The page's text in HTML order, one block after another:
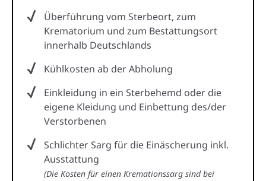
Überführung vom Sterbeort, zum
Krematorium und zum Bestattungsort
innerhalb Deutschlands
Kühlkosten ab der Abholung
Einkleidung in ein Sterbehemd oder die
eigene Kleidung und Einbettung des/der
Verstorbenen
Schlichter Sarg für die Einäscherung inkl.
Ausstattung
(Die Kosten für einen Kremationssarg sind bei